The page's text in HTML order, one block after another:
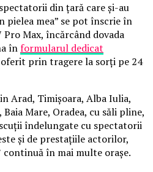
din țară care și-au
mea” se pot înscrie în
Max, încărcând dovada
înformularul dedicat
prin tragere la sorți pe 24
Arad, Timișoara, Alba Iulia,
Mare, Oradea, cu săli pline,
îndelungate cu spectatorii
și de prestațiile actorilor,
continuă în mai multe orașe.